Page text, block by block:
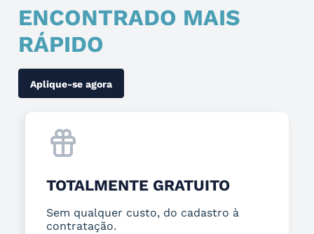
ENCONTRADO MAIS
RÁPIDO
Aplique-se agora
TOTALMENTE GRATUITO
Sem qualquer custo, do cadastro à
contratação.